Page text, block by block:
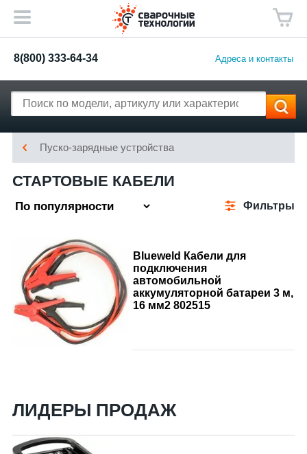
8(800) 333-64-34 Адреса и контакты
Пуско-зарядные устройства
СТАРТОВЫЕ КАБЕЛИ
Фильтры
Blueweld Кабели для
подключения
автомобильной
аккумуляторной батареи 3 м,
16 мм2 802515
ЛИДЕРЫ ПРОДАЖ